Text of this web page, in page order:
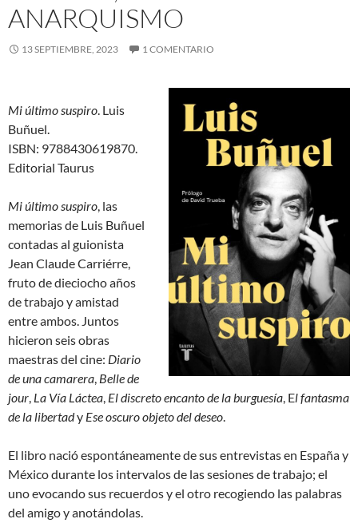
ANARQUISMO
13 SEPTIEMBRE, 2023 1 COMENTARIO
Mi último suspiro. Luis
Buñuel.
ISBN: 9788430619870.
Editorial Taurus
Mi último suspiro, las
memorias de Luis Buñuel
contadas al guionista
Jean Claude Carriérre,
fruto de dieciocho años
de trabajo y amistad
entre ambos. Juntos
hicieron seis obras
maestras del cine: Diario
de una camarera, Belle de
jour, La Vía Láctea, El discreto encanto de la burguesía, El fantasma
de la libertady Ese oscuro objeto del deseo.
El libro nació espontáneamente de sus entrevistas en España y
México durante los intervalos de las sesiones de trabajo; el
uno evocando sus recuerdos y el otro recogiendo las palabras
del amigo y anotándolas.